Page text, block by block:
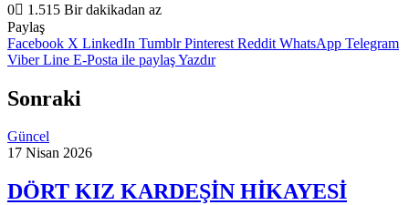
0
1.515 Bir dakikadan az
Paylaş
Facebook X LinkedIn Tumblr Pinterest Reddit WhatsApp Telegram
Viber Line E-Posta ile paylaşYazdır
Sonraki
Güncel
17 Nisan 2026
DÖRT KIZ KARDEŞİN HİKAYESİ